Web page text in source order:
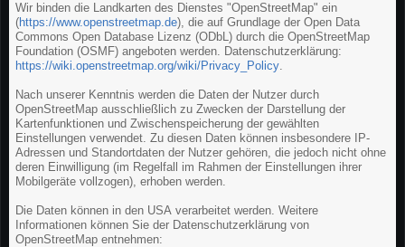
Wir binden die Landkarten des Dienstes "OpenStreetMap" ein
(https://www.openstreetmap.de), die auf Grundlage der Open Data
Commons Open Database Lizenz (ODbL) durch die OpenStreetMap
Foundation (OSMF) angeboten werden. Datenschutzerklärung:
https://wiki.openstreetmap.org/wiki/Privacy_Policy.
Nach unserer Kenntnis werden die Daten der Nutzer durch
OpenStreetMap ausschließlich zu Zwecken der Darstellung der
Kartenfunktionen und Zwischenspeicherung der gewählten
Einstellungen verwendet. Zu diesen Daten können insbesondere IP-
Adressen und Standortdaten der Nutzer gehören, die jedoch nicht ohne
deren Einwilligung (im Regelfall im Rahmen der Einstellungen ihrer
Mobilgeräte vollzogen), erhoben werden.
Die Daten können in den USA verarbeitet werden. Weitere
Informationen können Sie der Datenschutzerklärung von
OpenStreetMap entnehmen: